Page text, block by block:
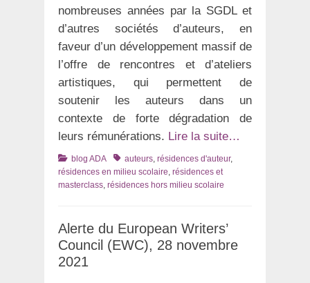
nombreuses années par la SGDL et
d’autres sociétés d’auteurs, en
faveur d’un développement massif de
l’offre de rencontres et d’ateliers
artistiques, qui permettent de
soutenir les auteurs dans un
contexte de forte dégradation de
leurs rémunérations. Lire la suite…
Catégories
blog ADA Tagsauteurs résidences d'auteur,
résidences en milieu scolaire résidences et
masterclass résidences hors milieu scolaire
Alerte du European Writers’
Council (EWC), 28 novembre
2021